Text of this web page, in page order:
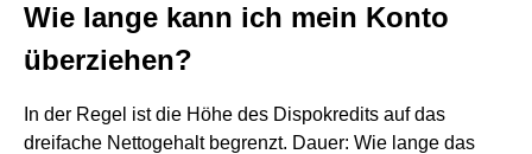
Wie lange kann ich mein Konto
überziehen?
In der Regel ist die Höhe des Dispokredits auf das
dreifache Nettogehalt begrenzt. Dauer: Wie lange das